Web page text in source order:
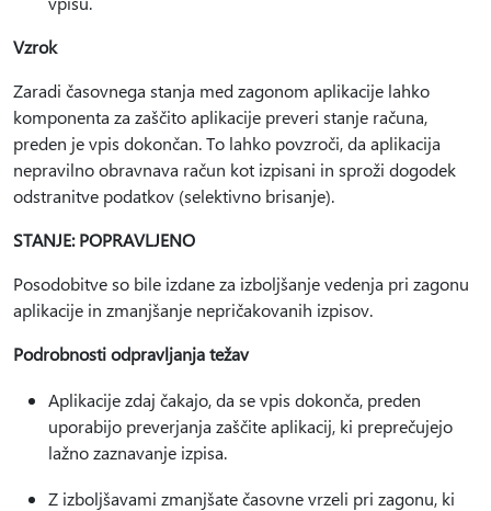
Vzrok
Zaradi časovnega stanja med zagonom aplikacije lahko
komponenta za zaščito aplikacije preveri stanje računa,
preden je vpis dokončan. To lahko povzroči, da aplikacija
nepravilno obravnava račun kot izpisani in sproži dogodek
odstranitve podatkov (selektivno brisanje).
STANJE: POPRAVLJENO
Posodobitve so bile izdane za izboljšanje vedenja pri zagonu
aplikacije in zmanjšanje nepričakovanih izpisov.
Podrobnosti odpravljanja težav
Aplikacije zdaj čakajo, da se vpis dokonča, preden
uporabijo preverjanja zaščite aplikacij, ki preprečujejo
lažno zaznavanje izpisa.
Z izboljšavami zmanjšate časovne vrzeli pri zagonu, ki